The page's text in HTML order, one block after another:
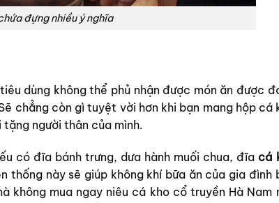
đựng nhiều ý nghĩa
dùng không thể phủ nhận được món ăn được
chẳng còn gì tuyệt vời hơn khi bạn mang hộp cá
người thân của mình.
có đĩa bánh trưng, dưa hành muối chua, đĩa cá
thống này sẽ giúp không khí bữa ăn của gia đình
không mua ngay niêu cá kho cổ truyền Hà Nam